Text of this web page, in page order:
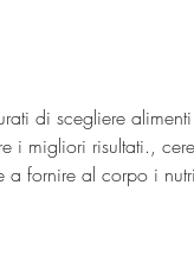
i migliori risultati.,
a fornire al corpo i